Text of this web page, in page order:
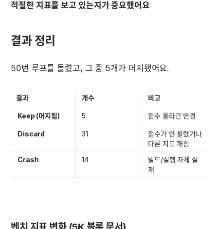
적절한 지표를 보고 있는지가 중요했어요
결과 정리
50번 루프를 돌렸고, 그 중 5개가 머지됐어요.
결과 개수 비고
Keep (머지됨) 5 점수 올라간 변경
Discard 31
점수가 안 올랐거나
다른 지표 깨짐
Crash
14
빌드/실행 자체 실
패